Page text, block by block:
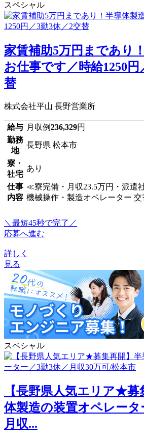
スペシャル
家賃補助5万円まであり
お仕事です／時給1250円
替
株式会社平山 長野営業所
給与 月収例236,329円
勤務
地
長野県 松本市
寮・
社宅
あり
仕事
内容
≪寮完備・月収23.5万円・派遣
機械操作・製造オペレーター 交
＼最短45秒で完了／
応募へ進む
詳しく
見る
スペシャル
【長野県人気エリア★募
体製造の装置オペレータ
月収...